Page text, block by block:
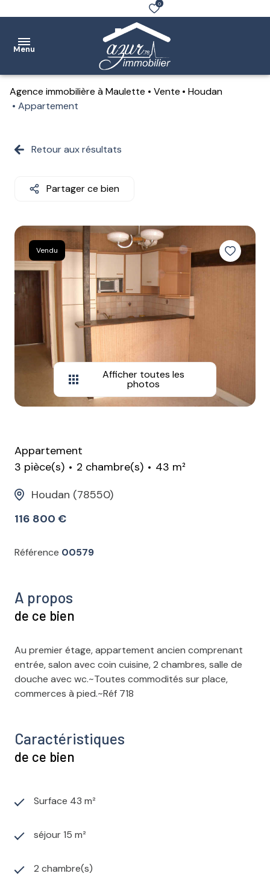
0
Menu
Accueil
Location
Notre
agence
Estimation
Contact
Agence immobilière à Maulette Vente
Houdan
Appartement
Retour aux résultats
Partager ce bien
Vendu
Afficher toutes les
photos
Appartement
3 pièce(s)
2 chambre(s)
43 m²
Houdan (78550)
116 800 €
Référence 00579
A propos
de ce bien
Au premier étage, appartement ancien comprenant
entrée, salon avec coin cuisine, 2 chambres, salle de
douche avec wc.~Toutes commodités sur place,
commerces à pied.~Réf 718
Caractéristiques
de ce bien
Surface 43 m²
séjour 15 m²
2 chambre(s)